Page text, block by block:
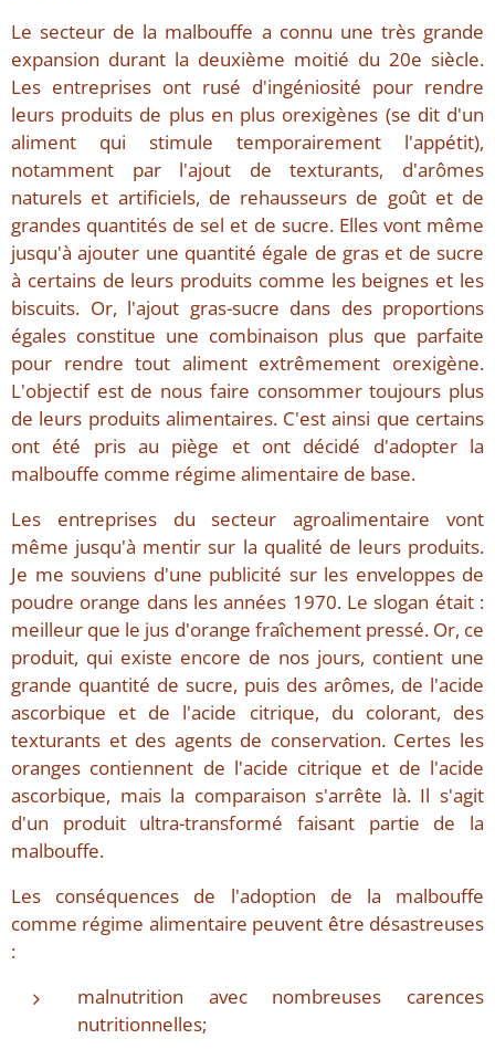
Le secteur de la malbouffe a connu une très grande
expansion durant la deuxième moitié du 20e siècle.
Les entreprises ont rusé d'ingéniosité pour rendre
leurs produits de plus en plus orexigènes (se dit d'un
aliment qui stimule temporairement l'appétit),
notamment par l'ajout de texturants, d'arômes
naturels et artificiels, de rehausseurs de goût et de
grandes quantités de sel et de sucre. Elles vont même
jusqu'à ajouter une quantité égale de gras et de sucre
à certains de leurs produits comme les beignes et les
biscuits. Or, l'ajout gras-sucre dans des proportions
égales constitue une combinaison plus que parfaite
pour rendre tout aliment extrêmement orexigène.
L'objectif est de nous faire consommer toujours plus
de leurs produits alimentaires. C'est ainsi que certains
ont été pris au piège et ont décidé d'adopter la
malbouffe comme régime alimentaire de base.
Les entreprises du secteur agroalimentaire vont
même jusqu'à mentir sur la qualité de leurs produits.
Je me souviens d'une publicité sur les enveloppes de
poudre orange dans les années 1970. Le slogan était :
meilleur que le jus d'orange fraîchement pressé. Or, ce
produit, qui existe encore de nos jours, contient une
grande quantité de sucre, puis des arômes, de l'acide
ascorbique et de l'acide citrique, du colorant, des
texturants et des agents de conservation. Certes les
oranges contiennent de l'acide citrique et de l'acide
ascorbique, mais la comparaison s'arrête là. Il s'agit
d'un produit ultra-transformé faisant partie de la
malbouffe.
Les conséquences de l'adoption de la malbouffe
comme régime alimentaire peuvent être désastreuses
:
malnutrition avec nombreuses carences
nutritionnelles;